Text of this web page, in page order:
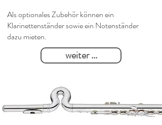
Als optionales Zubehör können ein
Klarinettenständer sowie ein Notenständer
dazu mieten.
weiter ...